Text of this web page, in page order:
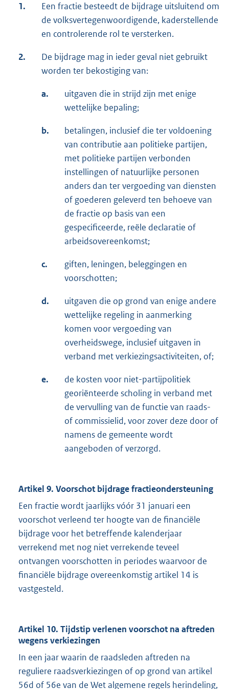
1.
Een fractie besteedt de bijdrage uitsluitend om
de volksvertegenwoordigende, kaderstellende
en controlerende rol te versterken.
2.
De bijdrage mag in ieder geval niet gebruikt
worden ter bekostiging van:
a.
uitgaven die in strijd zijn met enige
wettelijke bepaling;
b.
betalingen, inclusief die ter voldoening
van contributie aan politieke partijen,
met politieke partijen verbonden
instellingen of natuurlijke personen
anders dan ter vergoeding van diensten
of goederen geleverd ten behoeve van
de fractie op basis van een
gespecificeerde, reële declaratie of
arbeidsovereenkomst;
c.
giften, leningen, beleggingen en
voorschotten;
d.
uitgaven die op grond van enige andere
wettelijke regeling in aanmerking
komen voor vergoeding van
overheidswege, inclusief uitgaven in
verband met verkiezingsactiviteiten, of;
e.
de kosten voor niet-partijpolitiek
georiënteerde scholing in verband met
de vervulling van de functie van raads-
of commissielid, voor zover deze door of
namens de gemeente wordt
aangeboden of verzorgd.
Artikel 9. Voorschot bijdrage fractieondersteuning
Een fractie wordt jaarlijks vóór 31 januari een
voorschot verleend ter hoogte van de financiële
bijdrage voor het betreffende kalenderjaar
verrekend met nog niet verrekende teveel
ontvangen voorschotten in periodes waarvoor de
financiële bijdrage overeenkomstig artikel 14 is
vastgesteld.
Artikel 10. Tijdstip verlenen voorschot na aftreden
wegens verkiezingen
In een jaar waarin de raadsleden aftreden na
reguliere raadsverkiezingen of op grond van artikel
56d of 56e van de Wet algemene regels herindeling,